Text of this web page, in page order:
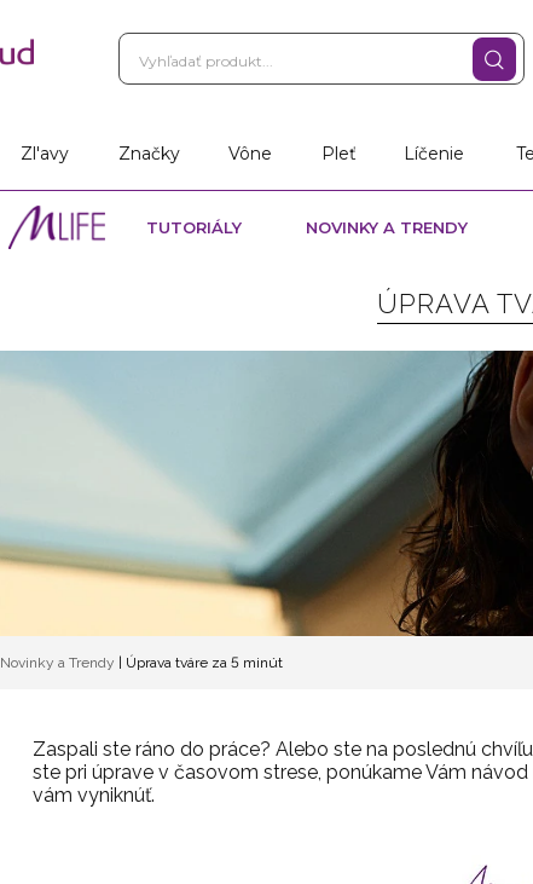
Zl'avy Značky Vône Pleť Líčenie
TUTORIÁLY NOVINKY A TRENDY
ÚPRAVA
Novinky a Trendy | Úprava tváre za 5 minút
Zaspali ste ráno do práce? Alebo ste na poslednú
ste pri úprave v časovom strese, ponúkame Vám
vám vyniknúť.